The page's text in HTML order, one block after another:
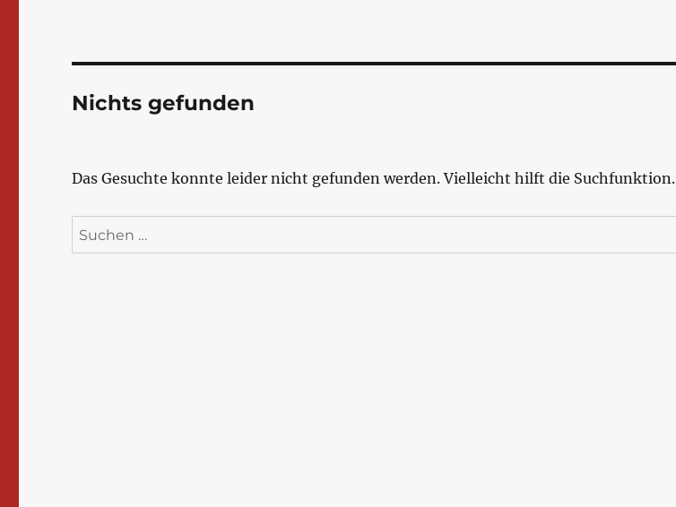
Nichts gefunden
Das Gesuchte konnte leider nicht gefunden werden. Vielleicht hilft die Suchfunktion.
Suchen
nach: